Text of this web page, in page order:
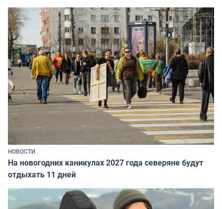
НОВОСТИ
На новогодних каникулах 2027 года северяне будут
отдыхать 11 дней